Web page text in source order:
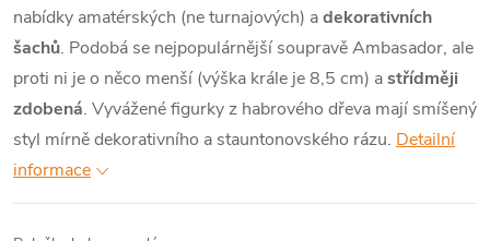
nabídky amatérských (ne turnajových) adekorativních
šachů. Podobá se nejpopulárnější soupravě Ambasador, ale
proti ni je o něco menší (výška krále je 8,5 cm) astřídměji
zdobená. Vyvážené figurky z habrového dřeva mají smíšený
styl mírně dekorativního a stauntonovského rázu. Detailní
informace